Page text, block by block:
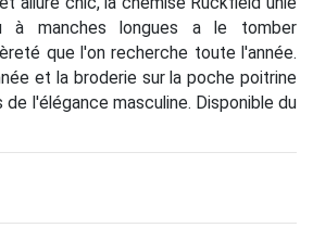
à manches longues a le tomber
que l'on recherche toute l'année.
et la broderie sur la poche poitrine
l'élégance masculine. Disponible du